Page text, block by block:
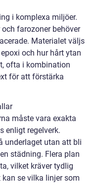
i komplexa miljöer.
farozoner behöver
Materialet väljs
och hur hårt ytan
ofta i kombination
för att förstärka
måste vara exakta
enligt regelverk.
underlaget utan att bli
städning. Flera plan
vilket kräver tydlig
se vilka linjer som